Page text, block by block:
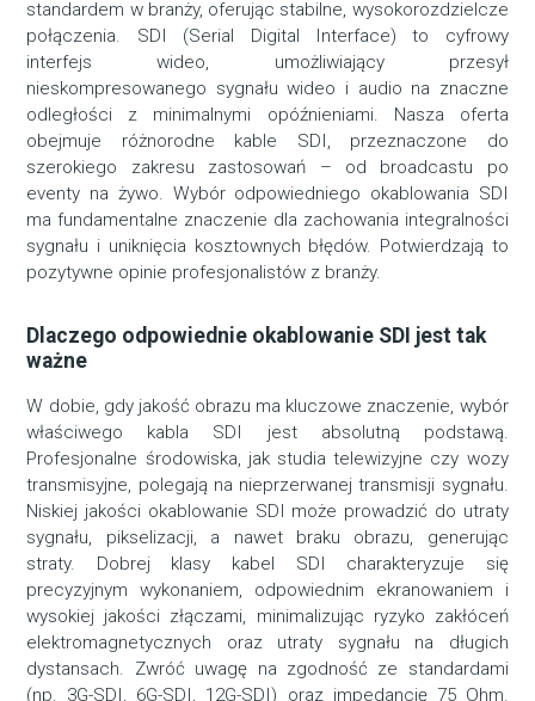
standardem w branży, oferując stabilne, wysokorozdzielcze
połączenia. SDI (Serial Digital Interface) to cyfrowy
interfejs wideo, umożliwiający przesył
nieskompresowanego sygnału wideo i audio na znaczne
odległości z minimalnymi opóźnieniami. Nasza oferta
obejmuje różnorodne kable SDI, przeznaczone do
szerokiego zakresu zastosowań – od broadcastu po
eventy na żywo. Wybór odpowiedniego okablowania SDI
ma fundamentalne znaczenie dla zachowania integralności
sygnału i uniknięcia kosztownych błędów. Potwierdzają to
pozytywne opinie profesjonalistów z branży.
Dlaczego odpowiednie okablowanie SDI jest tak
ważne
W dobie, gdy jakość obrazu ma kluczowe znaczenie, wybór
właściwego kabla SDI jest absolutną podstawą.
Profesjonalne środowiska, jak studia telewizyjne czy wozy
transmisyjne, polegają na nieprzerwanej transmisji sygnału.
Niskiej jakości okablowanie SDI może prowadzić do utraty
sygnału, pikselizacji, a nawet braku obrazu, generując
straty. Dobrej klasy kabel SDI charakteryzuje się
precyzyjnym wykonaniem, odpowiednim ekranowaniem i
wysokiej jakości złączami, minimalizując ryzyko zakłóceń
elektromagnetycznych oraz utraty sygnału na długich
dystansach. Zwróć uwagę na zgodność ze standardami
(np. 3G-SDI, 6G-SDI, 12G-SDI) oraz impedancję 75 Ohm.